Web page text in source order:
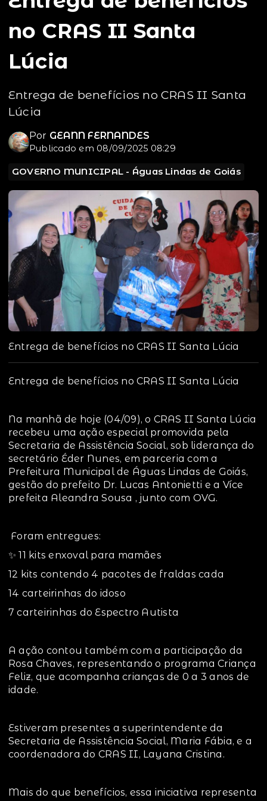
no CRAS II Santa
Lúcia
Entrega de benefícios no CRAS II Santa
Lúcia
Por GEANN FERNANDES
Publicado em 08/09/2025 08:29
GOVERNO MUNICIPAL - Águas Lindas de Goiás
Entrega de benefícios no CRAS II Santa Lúcia
Entrega de benefícios no CRAS II Santa Lúcia
Na manhã de hoje (04/09), o CRAS II Santa Lúcia
recebeu uma ação especial promovida pela
Secretaria de Assistência Social, sob liderança do
secretário Éder Nunes, em parceria com a
Prefeitura Municipal de Águas Lindas de Goiás,
gestão do prefeito Dr. Lucas Antonietti e a Více
prefeita Aleandra Sousa , junto com OVG.
‍ Foram entregues:
✨ 11 kits enxoval para mamães
12 kits contendo 4 pacotes de fraldas cada
14 carteirinhas do idoso
7 carteirinhas do Espectro Autista
A ação contou também com a participação da
Rosa Chaves, representando o programa Criança
Feliz, que acompanha crianças de 0 a 3 anos de
idade.
Estiveram presentes a superintendente da
Secretaria de Assistência Social, Maria Fábia, e a
coordenadora do CRAS II, Layana Cristina.
Mais do que benefícios, essa iniciativa representa